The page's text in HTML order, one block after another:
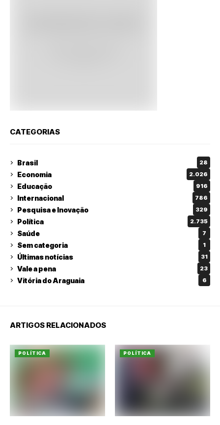
CATEGORIAS
Brasil 28
Economia 2.026
Educação 916
Internacional 786
Pesquisa e Inovação 329
Política 2.735
Saúde 7
Sem categoria 1
Últimas notícias 31
Vale a pena 23
Vitória do Araguaia 6
ARTIGOS RELACIONADOS
POLÍTICA POLÍTICA